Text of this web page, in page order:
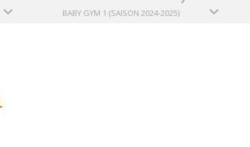
BABY GYM 1 (SAISON 2024-2025)